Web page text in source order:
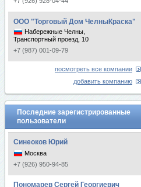
ООО "Торговый Дом ЧелныКраска"
Набережные Челны,
Транспортный проезд, 10
+7 (987) 001-09-79
посмотреть все компании
добавить компанию
Последние зарегистрированные
пользователи
Синеоков Юрий
Москва
+7 (926) 950-94-85
Пономарев Сергей Георгиевич